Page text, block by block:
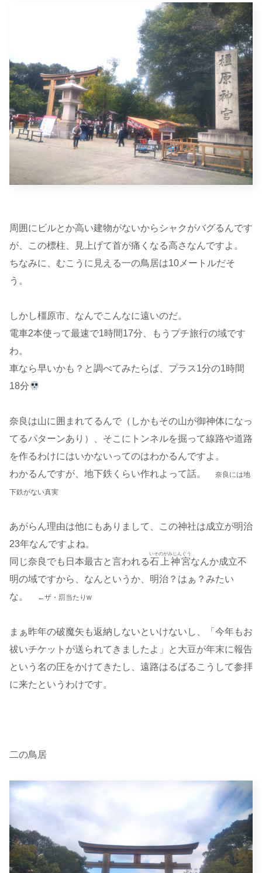
周囲にビルとか高い建物がないからシャクがバグるんです
が、この標柱、見上げて首が痛くなる高さなんですよ。
ちなみに、むこうに見える一の鳥居は10メートルだそ
う。
しかし橿原市、なんでこんなに遠いのだ。
電車2本使って最速で1時間17分、もうプチ旅行の域です
わ。
車なら早いかも？と調べてみたらば、プラス1分の1時間
18分
奈良は山に囲まれてるんで（しかもその山が御神体になっ
てるパターンあり）、そこにトンネルを掘って線路や道路
を作るわけにはいかないってのはわかるんですよ。
わかるんですが、地下鉄くらい作れよって話。
奈良には地
下鉄がない真実
あがらん理由は他にもありまして、この神社は成立が明治
23年なんですよね。
同じ奈良でも日本最古と言われる石上神宮
いそのがみじんぐう
なんか成立不
明の域ですから、なんというか、明治？はぁ？みたい
な。
←ザ・罰当たりw
まぁ昨年の破魔矢も返納しないといけないし、「今年もお
祓いチケットが送られてきましたよ」と大豆が年末に報告
という名の圧をかけてきたし、遠路はるばるこうして参拝
に来たというわけです。
二の鳥居